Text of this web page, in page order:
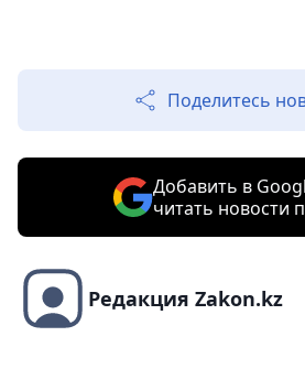
Поделитесь
Добавить в
читать новости
Редакция Zakon.kz